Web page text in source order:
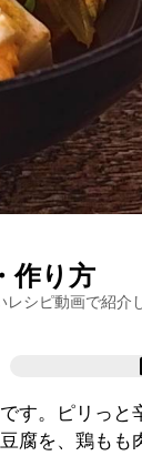
作り方
シピ動画で紹介
す。ピリっと
腐を、鶏もも